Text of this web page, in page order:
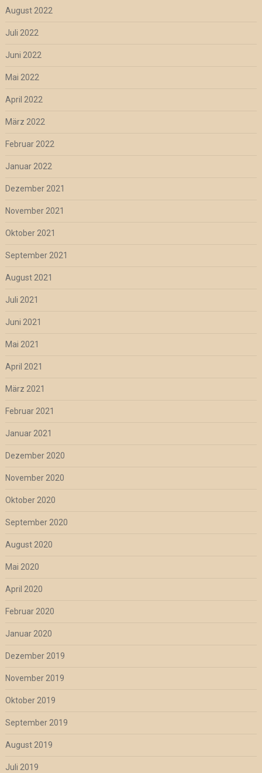
August 2022
Juli 2022
Juni 2022
Mai 2022
April 2022
März 2022
Februar 2022
Januar 2022
Dezember 2021
November 2021
Oktober 2021
September 2021
August 2021
Juli 2021
Juni 2021
Mai 2021
April 2021
März 2021
Februar 2021
Januar 2021
Dezember 2020
November 2020
Oktober 2020
September 2020
August 2020
Mai 2020
April 2020
Februar 2020
Januar 2020
Dezember 2019
November 2019
Oktober 2019
September 2019
August 2019
Juli 2019